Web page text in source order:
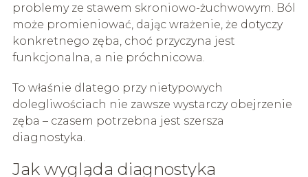
problemy ze stawem skroniowo-żuchwowym. Ból
może promieniować, dając wrażenie, że dotyczy
konkretnego zęba, choć przyczyna jest
funkcjonalna, a nie próchnicowa.
To właśnie dlatego przy nietypowych
dolegliwościach nie zawsze wystarczy obejrzenie
zęba – czasem potrzebna jest szersza
diagnostyka.
Jak wygląda diagnostyka